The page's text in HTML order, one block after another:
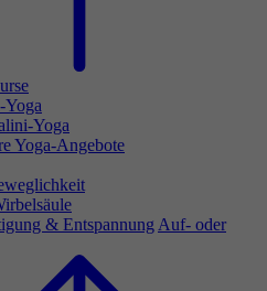
Yoga
Yoga
Yoga-Angebote
& Entspannung Auf- oder